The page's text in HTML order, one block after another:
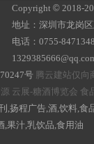
Copyright © 2018-
地址：深圳市龙岗
电话：0755-
号 腾云建站仅
云展-糖酒博览会 食
,扬程广告,酒,饮料,食
,果汁,乳饮品,食用油